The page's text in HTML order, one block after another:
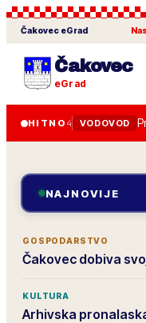
Čakovec eGrad
Čakovec
eGrad
HITNO 4 VODOVOD
NAJNOVIJE
GOSPODARSTVO
Čakovec dobiva
KULTURA
Arhivska